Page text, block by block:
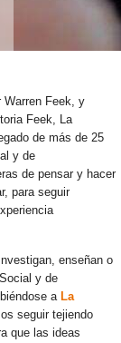
Warren Feek, y
Feek, La
de más de 25
y de
de pensar y hacer
para seguir
enseñan o
y de
a La
seguir tejiendo
que las ideas